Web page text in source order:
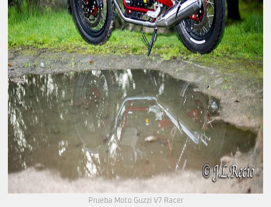
Prueba Moto Guzzi V7 Racer